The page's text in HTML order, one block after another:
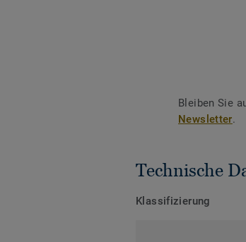
Bleiben Sie
Newsletter.
Technische
Klassifizierung